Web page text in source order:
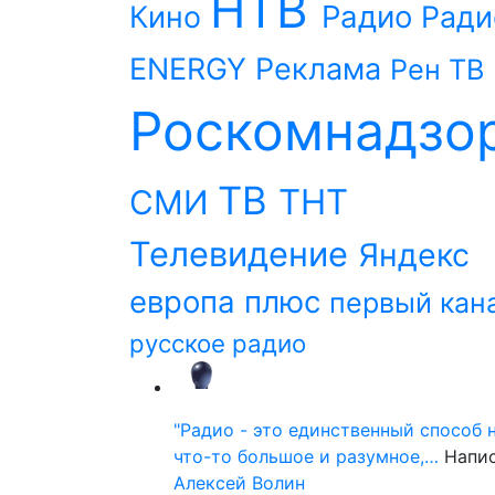
Кино Радио
ENERGY Реклама Рен ТВ
СМИ ТВ ТНТ
Телевидение Яндекс
европа плюс первый
русское радио
"Радио - это единственный способ
что-то большое и разумное,…
Алексей Волин